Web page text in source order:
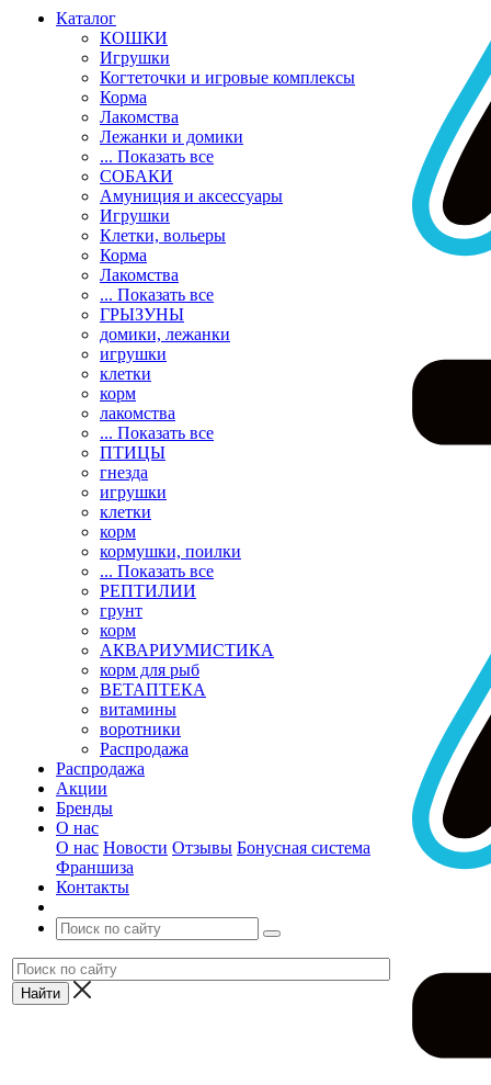
Каталог
КОШКИ
Игрушки
Когтеточки и игровые комплексы
Корма
Лакомства
Лежанки и домики
... Показать все
СОБАКИ
Амуниция и аксессуары
Игрушки
Клетки, вольеры
Корма
Лакомства
... Показать все
ГРЫЗУНЫ
домики, лежанки
игрушки
клетки
корм
лакомства
... Показать все
ПТИЦЫ
гнезда
игрушки
клетки
корм
кормушки, поилки
... Показать все
РЕПТИЛИИ
грунт
корм
АКВАРИУМИСТИКА
корм для рыб
ВЕТАПТЕКА
витамины
воротники
Распродажа
Распродажа
Акции
Бренды
О нас
О нас Новости Отзывы Бонусная система
Франшиза
Контакты